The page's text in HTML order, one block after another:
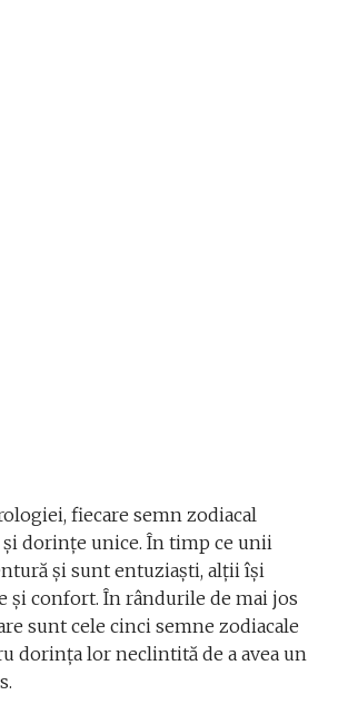
fiecare semn zodiacal
și dorințe unice. În timp ce unii
și sunt entuziaști, alții își
și confort. În rândurile de mai jos
sunt cele cinci semne zodiacale
dorința lor neclintită de a avea un